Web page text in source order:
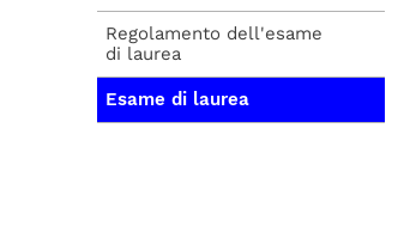
Regolamento dell'esame
di laurea
Esame di laurea